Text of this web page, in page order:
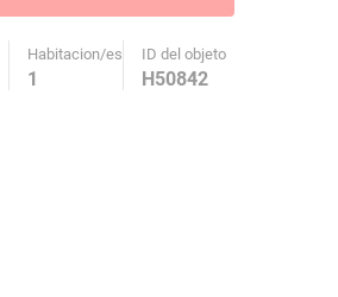
Habitacion/es ID del objeto
1 H50842